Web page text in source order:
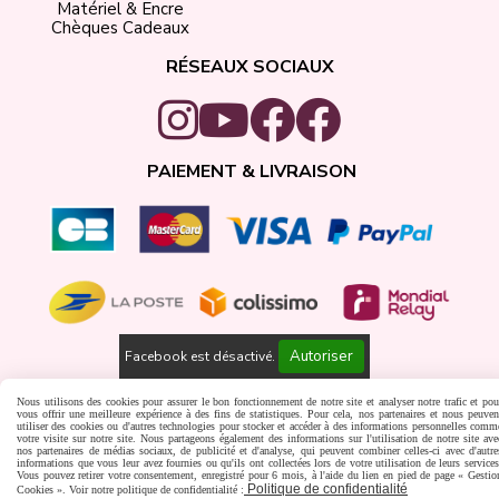
Matériel & Encre
Chèques Cadeaux
RÉSEAUX SOCIAUX
PAIEMENT & LIVRAISON
Facebook est désactivé.
Autoriser
Gestion cookies
Créer un site internet
Nous utilisons des cookies pour assurer le bon fonctionnement de notre site et analyser notre trafic et
vous offrir une meilleure expérience à des fins de statistiques. Pour cela, nos partenaires et nous
utiliser des cookies ou d'autres technologies pour stocker et accéder à des informations personnelles
votre visite sur notre site. Nous partageons également des informations sur l'utilisation de notre site
nos partenaires de médias sociaux, de publicité et d'analyse, qui peuvent combiner celles-ci avec
informations que vous leur avez fournies ou qu'ils ont collectées lors de votre utilisation de leurs
Vous pouvez retirer votre consentement, enregistré pour 6 mois, à l'aide du lien en pied de page «
Cookies ». Voir notre politique de confidentialité : Politique de confidentialité